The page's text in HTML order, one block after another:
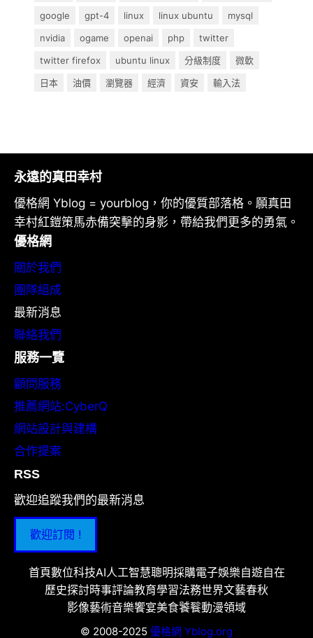
google
gpt-4 linux linux ubuntu
mysql
nvidia
ogame openai php
twitter
twitter firefox
ubuntu linux 分級制度
微軟
日本
油價 瀏覽器 經濟 資安 輸入法
永遠的真田幸村
優格網 Yblog = yourblog，你的優質部落格。願真田
幸村紅鎧策馬赤備突擊的身影，帶給我們更多的勇氣。
優格網
關於我們
團隊組成
最新消息
聯絡我們
服務一覽
顧問服務
推薦網站:CyberQ
網站設計與建構
合作提案
RSS
歡迎追蹤我們的最新消息
歡迎訂閱 !
首頁數位科技AI人工智慧聰明採購電子娛樂自遊自在
歷史探討時事評論教育學習法務世界文藝春秋
影像藝術音樂饗宴美食饕餮動漫領域
© 2008-2025 優格網 Yblog.org